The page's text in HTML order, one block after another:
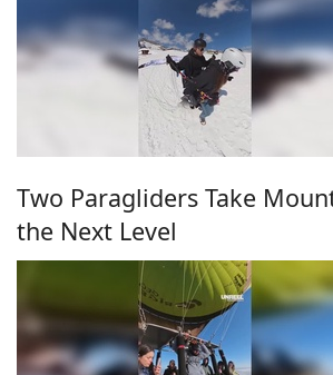
Two Paragliders Take
the Next Level